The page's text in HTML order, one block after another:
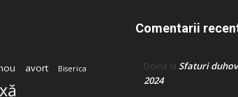
avort Biserica
Comentarii
Doina la Sfaturi
2024